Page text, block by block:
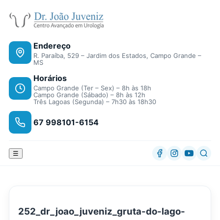
Endereço
R. Paraíba, 529 – Jardim dos Estados, Campo Grande –
MS
Horários
Campo Grande (Ter – Sex) – 8h às 18h
Campo Grande (Sábado) – 8h às 12h
Três Lagoas (Segunda) – 7h30 às 18h30
67 998101-6154
☰
252_dr_joao_juveniz_gruta-do-lago-